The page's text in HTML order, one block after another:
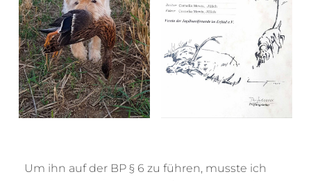
Um ihn auf der BP § 6 zu führen, musste ich